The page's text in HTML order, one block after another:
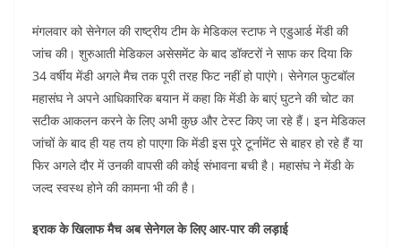
मंगलवार को सेनेगल की राष्ट्रीय टीम के मेडिकल स्टाफ ने एडुआर्ड मेंडी की
जांच की। शुरुआती मेडिकल असेसमेंट के बाद डॉक्टरों ने साफ कर दिया कि
34 वर्षीय मेंडी अगले मैच तक पूरी तरह फिट नहीं हो पाएंगे। सेनेगल फुटबॉल
महासंघ ने अपने आधिकारिक बयान में कहा कि मेंडी के बाएं घुटने की चोट का
सटीक आकलन करने के लिए अभी कुछ और टेस्ट किए जा रहे हैं। इन मेडिकल
जांचों के बाद ही यह तय हो पाएगा कि मेंडी इस पूरे टूर्नामेंट से बाहर हो रहे हैं या
फिर अगले दौर में उनकी वापसी की कोई संभावना बची है। महासंघ ने मेंडी के
जल्द स्वस्थ होने की कामना भी की है।
इराक के खिलाफ मैच अब सेनेगल के लिए आर-पार की लड़ाई